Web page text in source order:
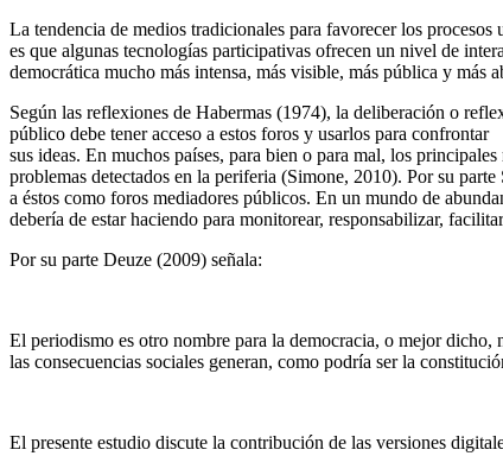
La tendencia de medios tradicionales para favorecer los
es que algunas tecnologías participativas ofrecen un nivel de
democrática mucho más intensa, más visible, más pública y más
Según las reflexiones de Habermas (1974), la deliberación o
público debe tener acceso a estos foros y usarlos para confrontar
sus ideas. En muchos países, para bien o para mal, los
problemas detectados en la periferia (Simone, 2010). Por su
a éstos como foros mediadores públicos. En un mundo de
debería de estar haciendo para monitorear, responsabilizar,
Por su parte Deuze (2009) señala:
El periodismo es otro nombre para la democracia, o mejor
las consecuencias sociales generan, como podría ser la
El presente estudio discute la contribución de las versiones